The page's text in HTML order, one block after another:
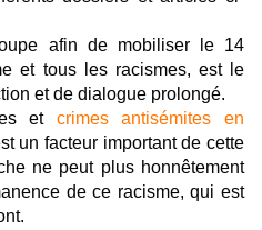
afin de mobiliser le 14
et tous les racismes, est le
et de dialogue prolongé.
et crimes antisémites en
un facteur important de cette
ne peut plus honnêtement
de ce racisme, qui est